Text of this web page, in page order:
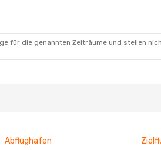
für die genannten Zeiträume und stellen
Abflughafen